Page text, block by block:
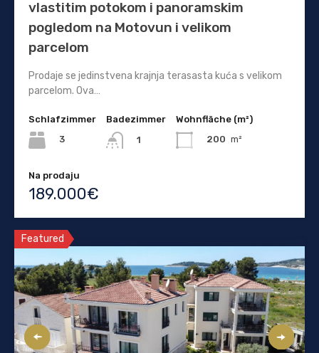
vlastitim potokom i panoramskim
pogledom na Motovun i velikom
parcelom
Prodaje se jedinstvena krajnja terasasta kuća s velikom
parcelom. Ova…
Schlafzimmer
3
Badezimmer
1
Wohnfläche (m²)
200 m²
Na prodaju
189.000€
Featured